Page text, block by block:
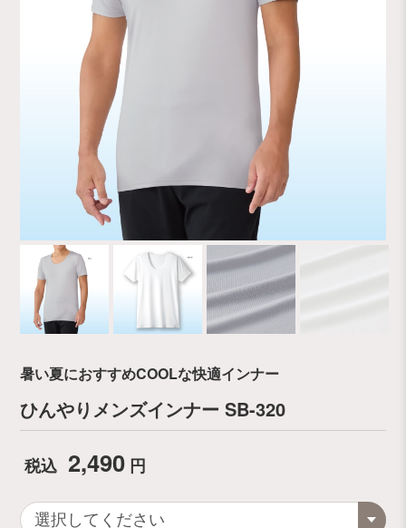
暑い夏におすすめCOOLな快適インナー
ひんやりメンズインナー SB-320
税込 2,490 円